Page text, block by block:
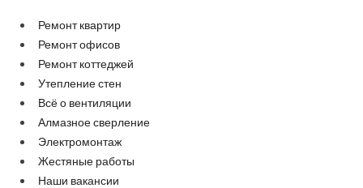
Ремонт квартир
Ремонт офисов
Ремонт коттеджей
Утепление стен
Всё о вентиляции
Алмазное сверление
Электромонтаж
Жестяные работы
Наши вакансии